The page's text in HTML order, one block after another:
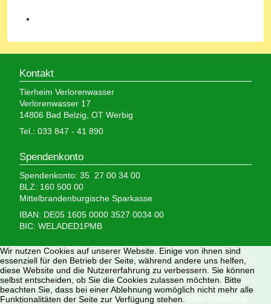
Kontakt
Tierheim Verlorenwasser
Verlorenwasser 17
14806 Bad Belzig, OT Werbig
Tel.: 033 847 - 41 890
Spendenkonto
Spendenkonto: 35 27 00 34 00
BLZ: 160 500 00
Mittelbrandenburgische Sparkasse
IBAN: DE05 1605 0000 3527 0034 00
BIC: WELADED1PMB
Wir brauchen Ihre Hilfe,
denn wir erhalten keinerlei staatliche Hilfe, sondern
finanzieren das Tierheim aus Spenden und Erbschaften.
Wir sind als gemeinnützig und besonders förderungswürdig
Wir nutzen Cookies auf unserer Website. Einige von ihnen sind
essenziell für den Betrieb der Seite, während andere uns helfen,
diese Website und die Nutzererfahrung zu verbessern. Sie können
selbst entscheiden, ob Sie die Cookies zulassen möchten. Bitte
beachten Sie, dass bei einer Ablehnung womöglich nicht mehr alle
Funktionalitäten der Seite zur Verfügung stehen.